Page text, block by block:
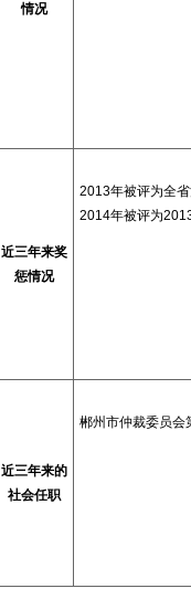
情况
近三年来奖
惩情况
2013年被评为全
2014年被评为
近三年来的
社会任职
郴州市仲裁委员